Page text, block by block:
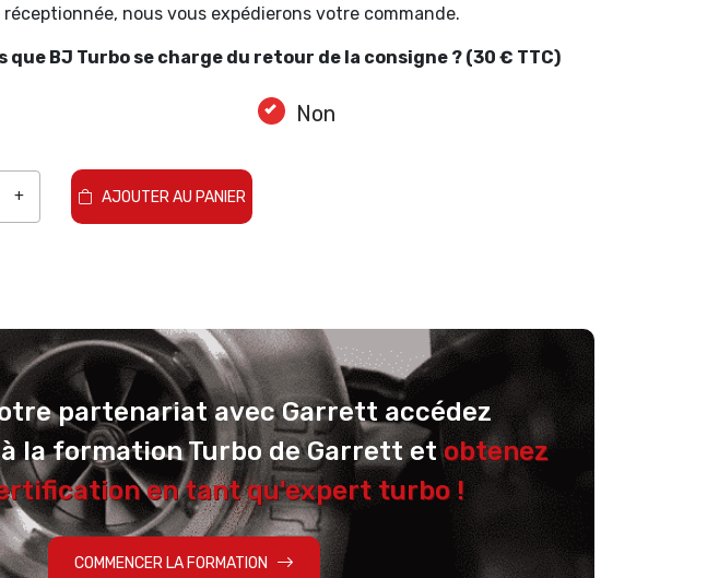
nous vous expédierons votre commande.
que BJ Turbo se charge du retour de la consigne ? (30 € TTC)
Non
+ AJOUTER AU PANIER
partenariat avec Garrett accédez
la formation Turbo de Garrett etobtenez
en tant qu'expert turbo !
COMMENCER LA FORMATION